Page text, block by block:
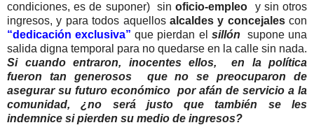
condiciones, es de suponer) sinoficio-empleo y sin otros
ingresos, y para todos aquellosalcaldes y concejalescon
“dedicación exclusiva” que pierdan el sillón supone una
salida digna temporal para no quedarse en la calle sin nada.
Si cuando entraron, inocentes ellos, en la política
fueron tan generosos que no se preocuparon de
asegurar su futuro económico por afán de servicio a la
comunidad, ¿no será justo que también se les
indemnice si pierden su medio de ingresos?